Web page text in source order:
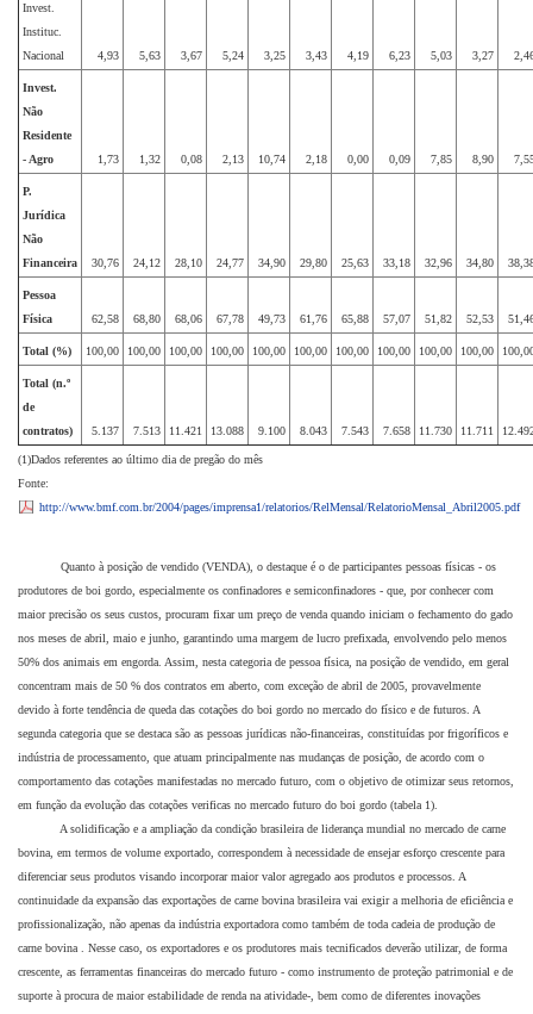
Invest.
Instituc.
Nacional
4,93 5,63 3,67 5,24 3,25 3,43 4,19 6,23 5,03 3,27
Invest.
Não
Residente
- Agro
1,73 1,32 0,08 2,13 10,74 2,18 0,00 0,09 7,85 8,90
P.
Jurídica
Não
Financeira
30,76 24,12 28,10 24,77 34,90 29,80 25,63 33,18 32,96 34,80
Pessoa
Física
62,58 68,80 68,06 67,78 49,73 61,76 65,88 57,07 51,82 52,53
Total (%) 100,00 100,00 100,00 100,00 100,00 100,00 100,00 100,00 100,00 100,00
Total (n.º
de
contratos)
5.137 7.513 11.421 13.088 9.100 8.043 7.543 7.658 11.730 11.711
(1)Dados referentes ao último dia de pregão do mês
Fonte:
http://www.bmf.com.br/2004/pages/imprensa1/relatorios/RelMensal/RelatorioMensal_Abril2005.pdf
Quanto à posição de vendido (VENDA), o destaque é o de participantes pessoas físicas - os
produtores de boi gordo, especialmente os confinadores e semiconfinadores - que, por conhecer com
maior precisão os seus custos, procuram fixar um preço de venda quando iniciam o fechamento do gado
nos meses de abril, maio e junho, garantindo uma margem de lucro prefixada, envolvendo pelo menos
50% dos animais em engorda. Assim, nesta categoria de pessoa física, na posição de vendido, em geral
concentram mais de 50 % dos contratos em aberto, com exceção de abril de 2005, provavelmente
devido à forte tendência de queda das cotações do boi gordo no mercado do físico e de futuros. A
segunda categoria que se destaca são as pessoas jurídicas não-financeiras, constituídas por frigoríficos e
indústria de processamento, que atuam principalmente nas mudanças de posição, de acordo com o
comportamento das cotações manifestadas no mercado futuro, com o objetivo de otimizar seus retornos,
em função da evolução das cotações verificas no mercado futuro do boi gordo (tabela 1).
A solidificação e a ampliação da condição brasileira de liderança mundial no mercado de carne
bovina, em termos de volume exportado, correspondem à necessidade de ensejar esforço crescente para
diferenciar seus produtos visando incorporar maior valor agregado aos produtos e processos. A
continuidade da expansão das exportações de carne bovina brasileira vai exigir a melhoria de eficiência e
profissionalização, não apenas da indústria exportadora como também de toda cadeia de produção de
carne bovina . Nesse caso, os exportadores e os produtores mais tecnificados deverão utilizar, de forma
crescente, as ferramentas financeiras do mercado futuro - como instrumento de proteção patrimonial e de
suporte à procura de maior estabilidade de renda na atividade-, bem como de diferentes inovações